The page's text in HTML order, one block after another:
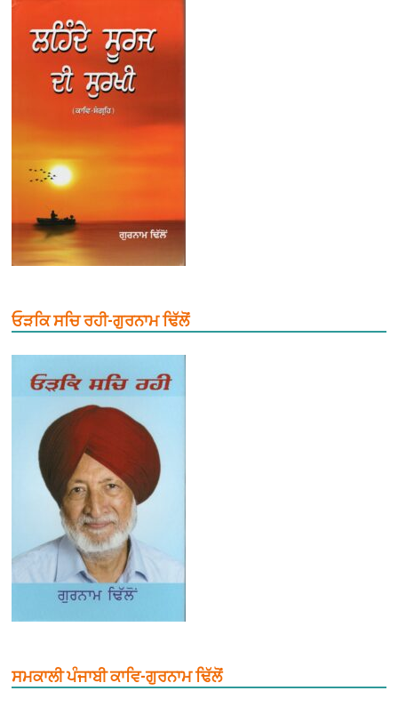
ਓੜਕਿ ਸਚਿ ਰਹੀ-ਗੁਰਨਾਮ ਢਿੱਲੋਂ
ਸਮਕਾਲੀ ਪੰਜਾਬੀ ਕਾਵਿ-ਗੁਰਨਾਮ ਢਿੱਲੋਂ